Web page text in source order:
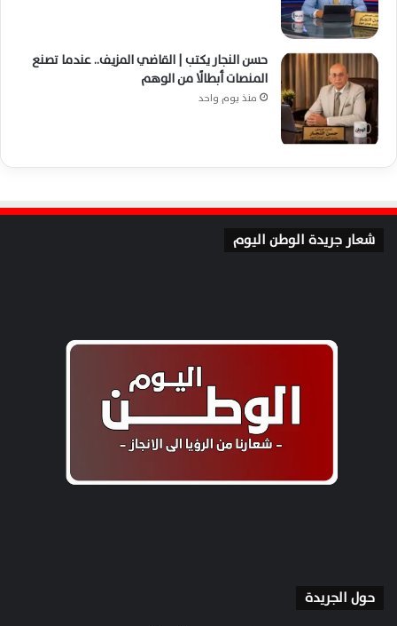
حسن النجار يكتب | القاضي المزيف.. عندما تصنع
المنصات أبطالًا من الوهم
منذ يوم واحد
شعار جريدة الوطن اليوم
حول الجريدة